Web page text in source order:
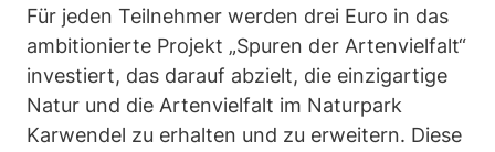
Für jeden Teilnehmer werden drei Euro in das
ambitionierte Projekt „Spuren der Artenvielfalt“
investiert, das darauf abzielt, die einzigartige
Natur und die Artenvielfalt im Naturpark
Karwendel zu erhalten und zu erweitern. Diese